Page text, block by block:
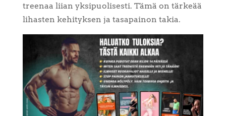
treenaa liian yksipuolisesti. Tämä on tärkeää
lihasten kehityksen ja tasapainon takia.